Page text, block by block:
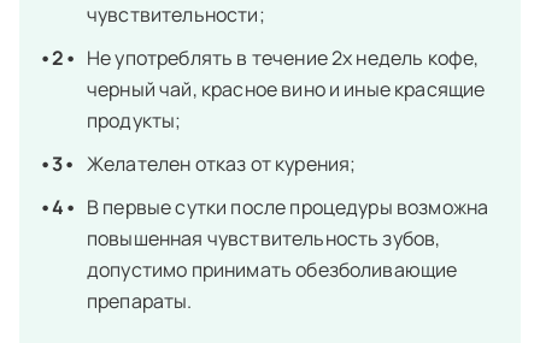
чувствительности;
Не употреблять в течение 2х недель кофе,
черный чай, красное вино и иные красящие
продукты;
Желателен отказ от курения;
В первые сутки после процедуры возможна
повышенная чувствительность зубов,
допустимо принимать обезболивающие
препараты.